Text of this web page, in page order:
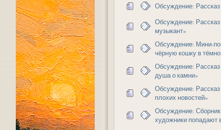
Обсуждение:
Обсуждение:
музыкант»
Обсуждение: Мини-
чёрную кошку в
Обсуждение:
душа о камни»
Обсуждение:
плохих новостей»
Обсуждение:
художники попадают